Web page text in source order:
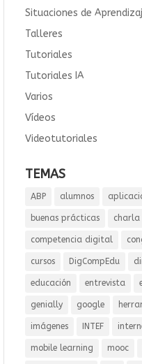
Situaciones de
Talleres
Tutoriales
Tutoriales IA
Varios
Vídeos
Videotutoriales
TEMAS
ABP alumnos
buenas prácticas charla
competencia digital
cursos DigCompEdu
educación entrevista
genially google
imágenes INTEF
mobile learning mooc